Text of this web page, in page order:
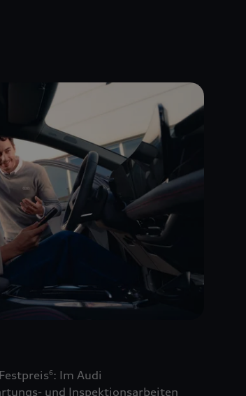
6: Im Audi
und Inspektionsarbeiten